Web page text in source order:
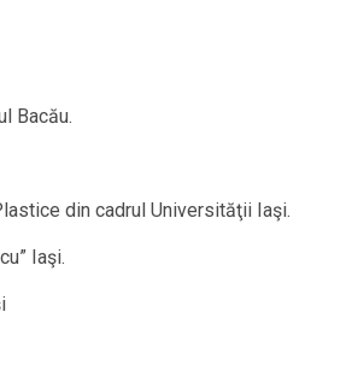
Bacău.
din cadrul Universităţii Iaşi.
Iaşi.